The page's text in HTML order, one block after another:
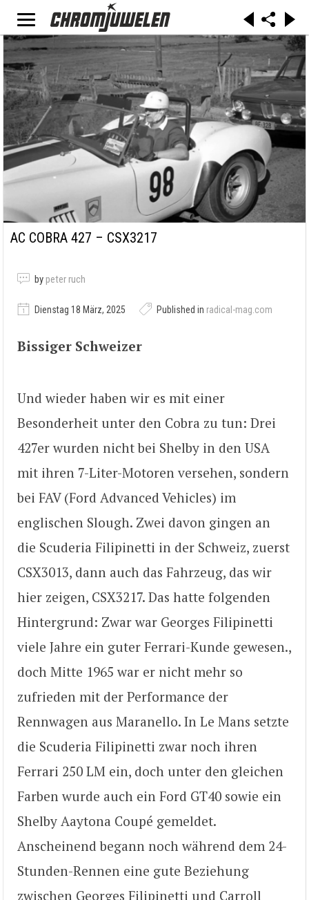
AC COBRA 427 – CSX3217
by peter ruch
Dienstag 18 März, 2025 Published in radical-mag.com
Bissiger Schweizer
Und wieder haben wir es mit einer
Besonderheit unter den Cobra zu tun: Drei
427er wurden nicht bei Shelby in den USA
mit ihren 7-Liter-Motoren versehen, sondern
bei FAV (Ford Advanced Vehicles) im
englischen Slough. Zwei davon gingen an
die Scuderia Filipinetti in der Schweiz, zuerst
CSX3013, dann auch das Fahrzeug, das wir
hier zeigen, CSX3217. Das hatte folgenden
Hintergrund: Zwar war Georges Filipinetti
viele Jahre ein guter Ferrari-Kunde gewesen.,
doch Mitte 1965 war er nicht mehr so
zufrieden mit der Performance der
Rennwagen aus Maranello. In Le Mans setzte
die Scuderia Filipinetti zwar noch ihren
Ferrari 250 LM ein, doch unter den gleichen
Farben wurde auch ein Ford GT40 sowie ein
Shelby Aaytona Coupé gemeldet.
Anscheinend begann noch während dem 24-
Stunden-Rennen eine gute Beziehung
zwischen Georges Filipinetti und Carroll